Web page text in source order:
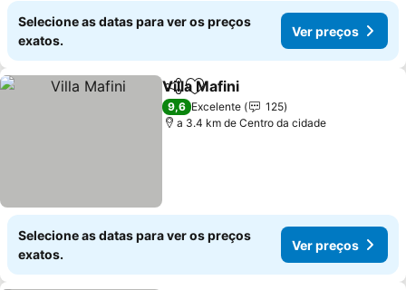
Selecione as datas para ver os preços
exatos.
Ver preços
PartilharAdicionar aos favoritos
Villa Mafini
9,6 Excelente
125
a 3.4 km de Centro da cidade
Selecione as datas para ver os preços
exatos.
Ver preços